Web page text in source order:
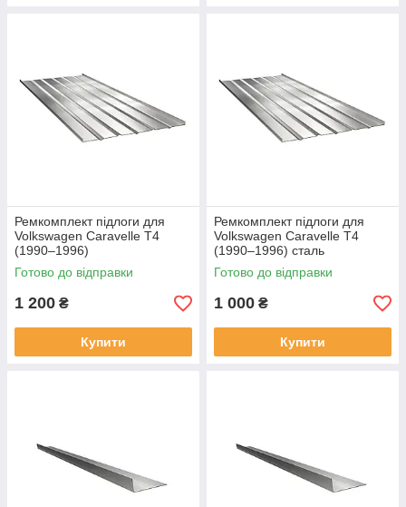
Ремкомплект підлоги для
Volkswagen Caravelle T4
(1990–1996)
Готово до відправки
1 200 ₴
Купити
Ремкомплект підлоги для
Volkswagen Caravelle T4
(1990–1996) сталь
Готово до відправки
1 000 ₴
Купити